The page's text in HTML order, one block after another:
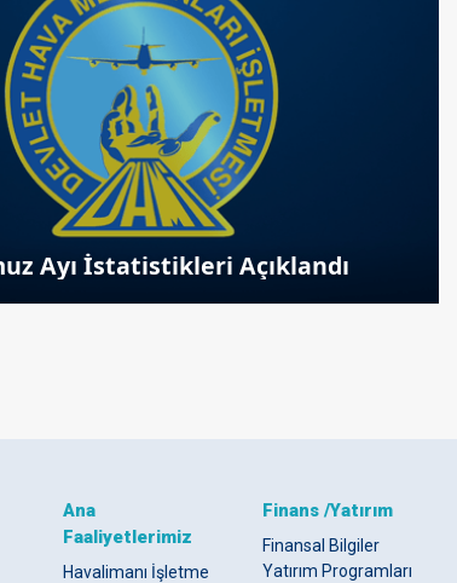
Ayı İstatistikleri Açıklandı
Ana
Faaliyetlerimiz
Havalimanı İşletme
Finans /Yatırım
Finansal Bilgiler
Yatırım Programları